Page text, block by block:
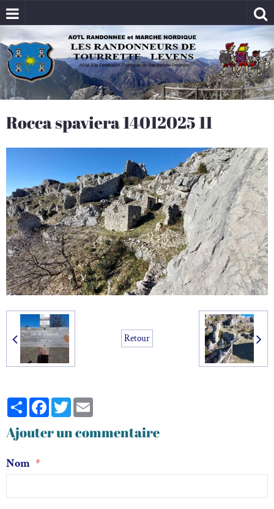
Rocca spaviera 14012025 11
Retour
PartagerFacebook
Twitter
Ajouter un commentaire
Nom